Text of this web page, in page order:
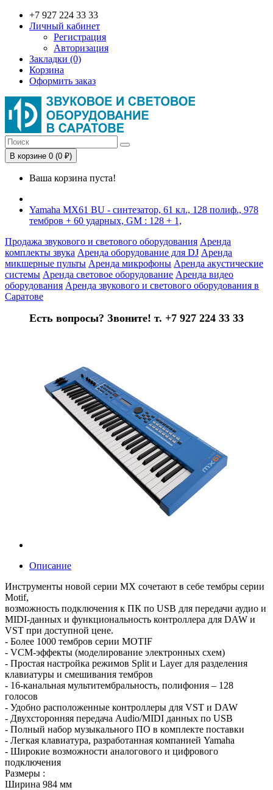
+7 927 224 33 33
Личный кабинет
Регистрация
Авторизация
Закладки (0)
Корзина
Оформить заказ
В корзине 0 (0 ₽)
Ваша корзина пуста!
Yamaha MX61 BU - синтезатор, 61 кл., 128 полиф., 978
тембров + 60 ударных, GM : 128 + 1,
Продажа звукового и светового оборудования Аренда
комплекты звука Аренда оборудование для DJ Аренда
микшерные пульты Аренда микрофоны Аренда акустические
системы Аренда световое оборудование Аренда видео
оборудования Аренда звукового и светового оборудования в
Саратове
Есть вопросы? Звоните! т. +7 927 224 33 33
Описание
Инструменты новой серии MX сочетают в себе тембры серии
Motif,
возможность подключения к ПК по USB для передачи аудио и
MIDI-данных и функциональность контроллера для DAW и
VST при доступной цене.
- Более 1000 тембров серии MOTIF
- VCM-эффекты (моделирование электронных схем)
- Простая настройка режимов Split и Layer для разделения
клавиатуры и смешивания тембров
- 16-канальная мультитембральность, полифония – 128
голосов
- Удобно расположенные контроллеры для VST и DAW
- Двухсторонняя передача Audio/MIDI данных по USB
- Полный набор музыкального ПО в комплекте поставки
- Легкая клавиатура, разработанная компанией Yamaha
- Широкие возможности аналогового и цифрового
подключения
Размеры :
Ширина 984 мм